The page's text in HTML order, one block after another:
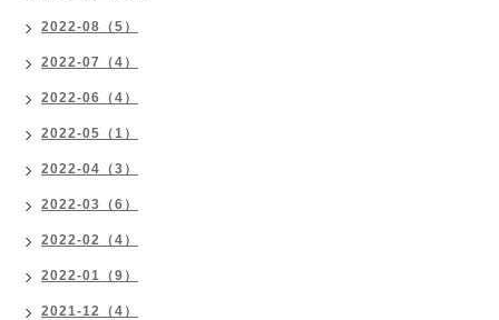
2022-08（5）
2022-07（4）
2022-06（4）
2022-05（1）
2022-04（3）
2022-03（6）
2022-02（4）
2022-01（9）
2021-12（4）